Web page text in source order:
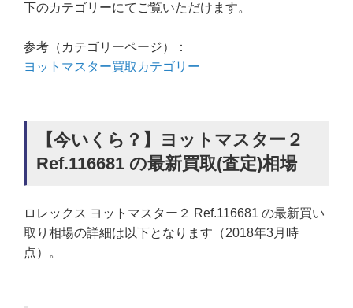
下のカテゴリーにてご覧いただけます。
参考（カテゴリーページ）：
ヨットマスター買取カテゴリー
【今いくら？】ヨットマスター２
Ref.116681 の最新買取(査定)相場
ロレックス ヨットマスター２ Ref.116681 の最新買い
取り相場の詳細は以下となります（2018年3月時
点）。